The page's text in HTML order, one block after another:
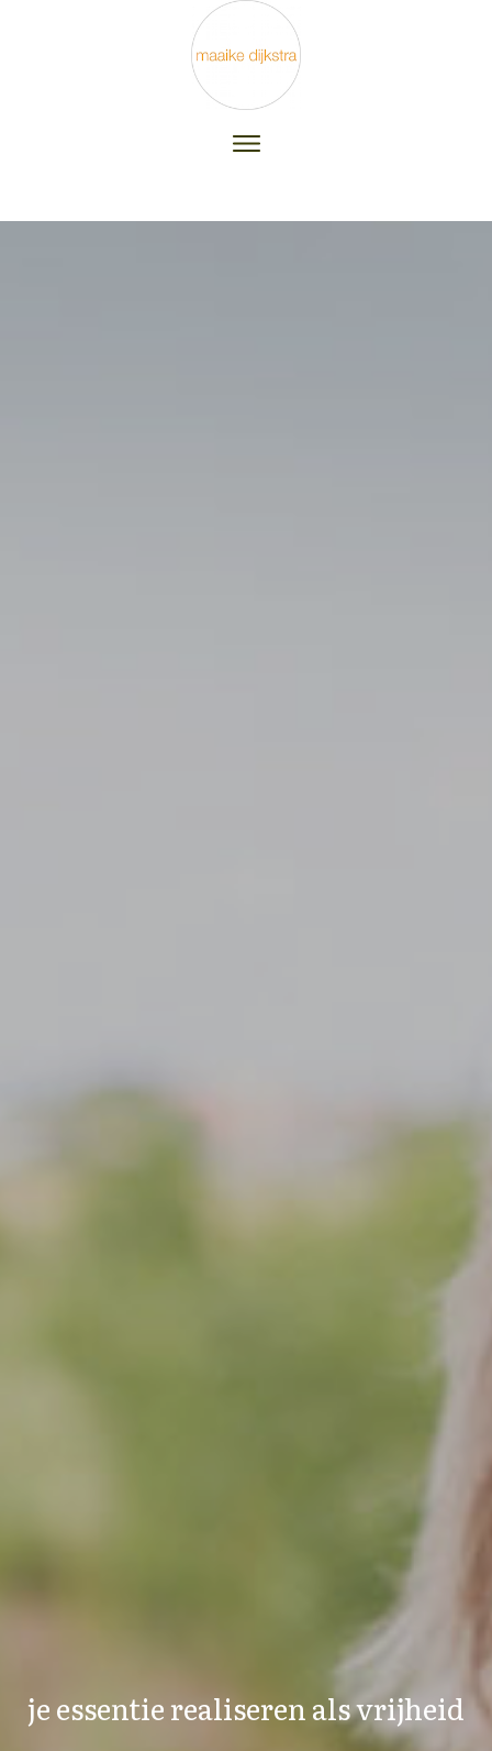
je essentie realiseren als vrijheid